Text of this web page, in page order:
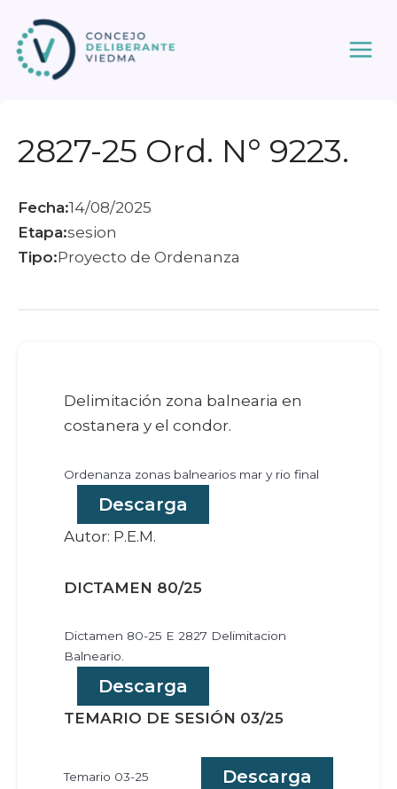
contenido
2827-25 Ord. N° 9223.
Fecha:14/08/2025
Etapa:sesion
Tipo:Proyecto de Ordenanza
Delimitación zona balnearia en
costanera y el condor.
Ordenanza zonas balnearios mar y rio final
Descarga
Autor: P.E.M.
DICTAMEN 80/25
Dictamen 80-25 E 2827 Delimitacion
Balneario.
Descarga
TEMARIO DE SESIÓN 03/25
Temario 03-25 Descarga